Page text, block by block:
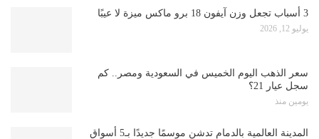
3 أسباب تجعل وزن آيفون 18 برو ماكس ميزة لا عيبًا
يوليو 12, 2026
سعر الذهب اليوم الخميس في السعودية ومصر.. كم
سجل عيار 21؟
يومين منذ
المدينة العالمية بالدمام تدشن موسمًا جديدًا بـ5 أسواق